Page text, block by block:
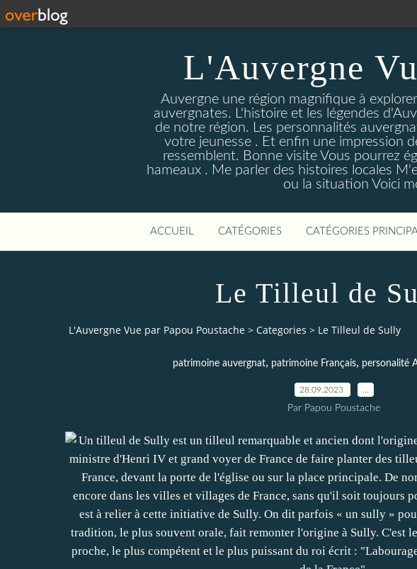
L'Auvergne
Auvergne une région magnifique à
auvergnates. L'histoire et les légendes
de notre région. Les personnalités
votre jeunesse . Et enfin une impression
ressemblent. Bonne visite Vous pourrez
hameaux . Me parler des histoires locales
ou la situation Voici
ACCUEIL CATÉGORIES CATÉGORIES
Le Tilleul de
L'Auvergne Vue par Papou Poustache > Categories > Le Tilleul de Sully
patrimoine auvergnat, patrimoine Français, personalité
28.09.2023
Par Papou Poustache